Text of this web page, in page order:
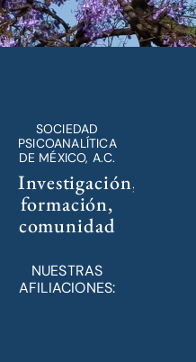
SOCIEDAD
PSICOANALÍTICA
DE MÉXICO, A.C.
Investigación,
formación,
comunidad
NUESTRAS
AFILIACIONES: